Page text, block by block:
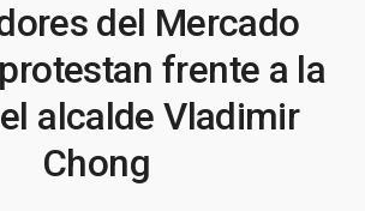
del Mercado
frente a la
alcalde Vladimir
Chong